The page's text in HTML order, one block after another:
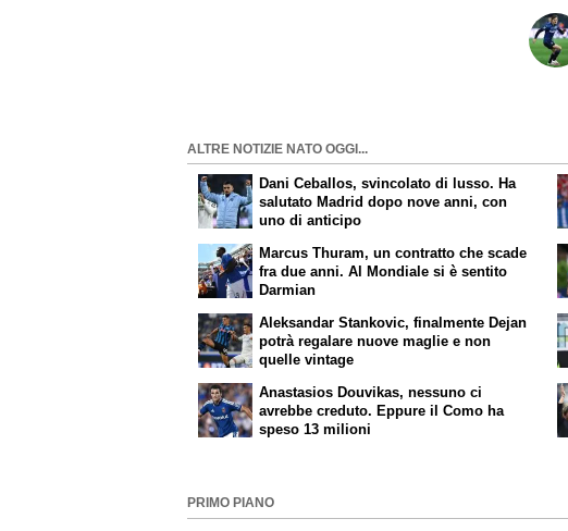
ALTRE NOTIZIE NATO OGGI...
Dani Ceballos, svincolato di lusso. Ha
salutato Madrid dopo nove anni, con
uno di anticipo
Marcus Thuram, un contratto che scade
fra due anni. Al Mondiale si è sentito
Darmian
Aleksandar Stankovic, finalmente Dejan
potrà regalare nuove maglie e non
quelle vintage
Anastasios Douvikas, nessuno ci
avrebbe creduto. Eppure il Como ha
speso 13 milioni
PRIMO PIANO